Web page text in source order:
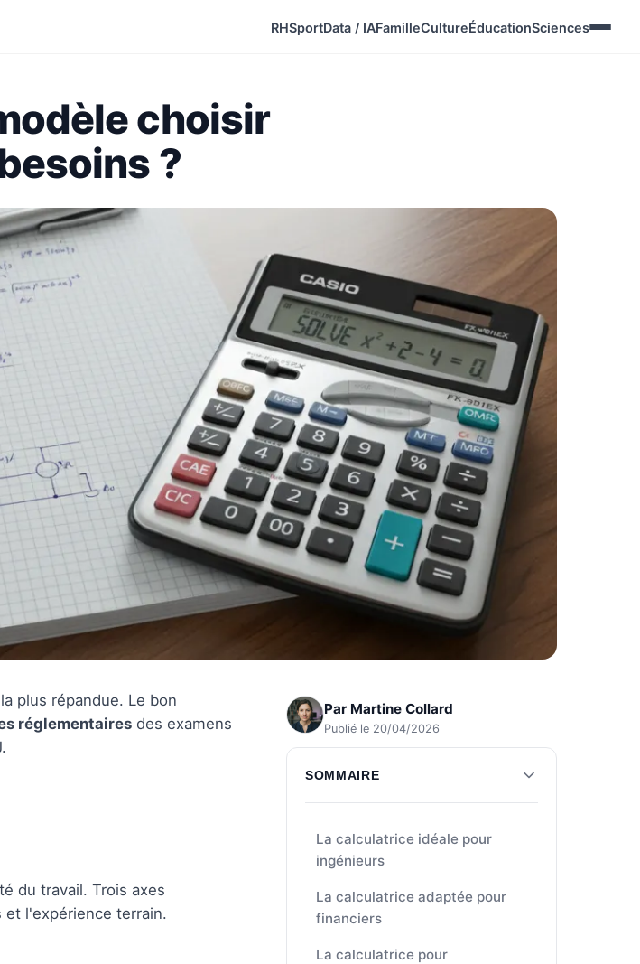
RHSportData / IAFamilleCultureÉducationSciences
choisir
?
Par Martine Collard
Publié le 20/04/2026
SOMMAIRE
La calculatrice idéale pour
ingénieurs
La calculatrice adaptée pour
financiers
La calculatrice pour
plus répandue. Le bon
réglementaires des examens
du travail. Trois axes
l'expérience terrain.